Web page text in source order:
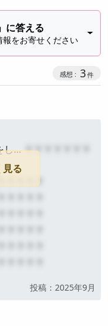
に答える
をお寄せください
感想投稿
3
し…？？？？？？？
？？？？
投稿：2025年9月
見る